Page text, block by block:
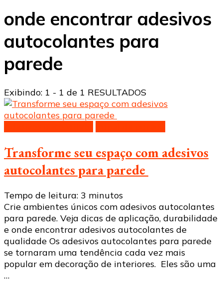
onde encontrar adesivos
autocolantes para
parede
Exibindo: 1 - 1 de 1 RESULTADOS
Transforme seu espaço com adesivos
autocolantes para parede
Tempo de leitura: 3 minutos
Crie ambientes únicos com adesivos autocolantes
para parede. Veja dicas de aplicação, durabilidade
e onde encontrar adesivos autocolantes de
qualidade Os adesivos autocolantes para parede
se tornaram uma tendência cada vez mais
popular em decoração de interiores. Eles são uma
…